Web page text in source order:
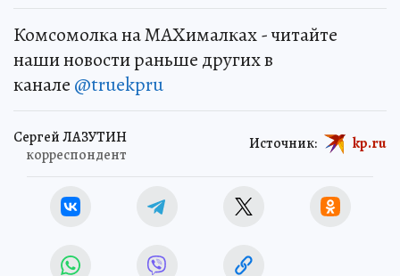
Комсомолка на MAXималках - читайте
наши новости раньше других в
канале @truekpru
Сергей ЛАЗУТИН
корреспондент
Источник: kp.ru